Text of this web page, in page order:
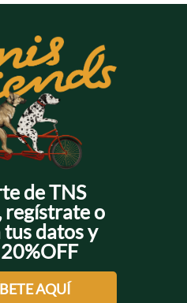
de TNS
regístrate o
datos y
AQUÍ